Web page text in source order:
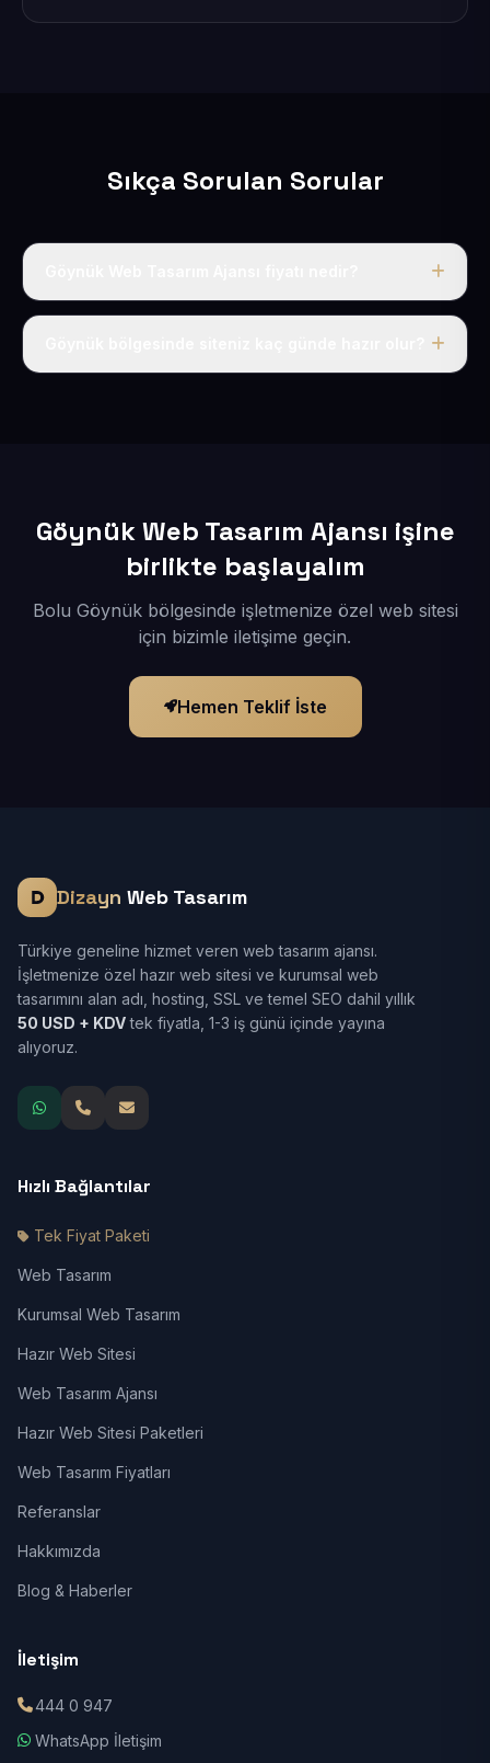
Sıkça Sorulan Sorular
Tek fiyat uygulanır: yıllık 50 USD + KDV. Bu bedele alan
Göynük Web Tasarım Ajansı işine
birlikte başlayalım
Bolu Göynük bölgesinde işletmenize özel web sitesi
için bizimle iletişime geçin.
Hemen Teklif İste
Dizayn Web Tasarım
Türkiye geneline hizmet veren web tasarım ajansı.
İşletmenize özel hazır web sitesi ve kurumsal web
tasarımını alan adı, hosting, SSL ve temel SEO dahil yıllık
50 USD + KDVtek fiyatla, 1-3 iş günü içinde yayına
alıyoruz.
Hızlı Bağlantılar
Tek Fiyat Paketi
Web Tasarım
Kurumsal Web Tasarım
Hazır Web Sitesi
Web Tasarım Ajansı
Hazır Web Sitesi Paketleri
Web Tasarım Fiyatları
Referanslar
Hakkımızda
Blog & Haberler
İletişim
444 0 947
WhatsApp İletişim